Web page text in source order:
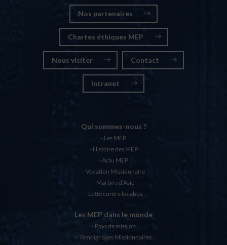
Nos partenaires
Chartes éthiques MEP
Nous visiter Contact
Intranet
Qui sommes-nous ?
Les MEP
Histoire des MEP
Actu MEP
Vocation Missionnaire
Martyrs d’Asie
Lutte contre les abus
Les MEP dans le monde
Pays de mission
Témoignages Missionnaires